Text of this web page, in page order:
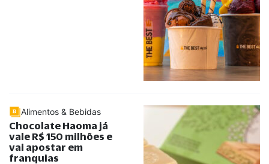
Alimentos & Bebidas
Chocolate Haoma já
vale R$ 150 milhões e
vai apostar em
franquias